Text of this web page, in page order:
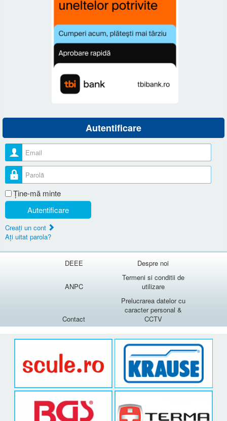
Autentificare
Nume utilizator
Parolă
Ţine-mă minte
Autentificare
Creaţi un cont
Aţi uitat parola?
DEEE Despre noi
ANPC
Termeni si conditii de
utilizare
Contact
Prelucrarea datelor cu
caracter personal &
CCTV